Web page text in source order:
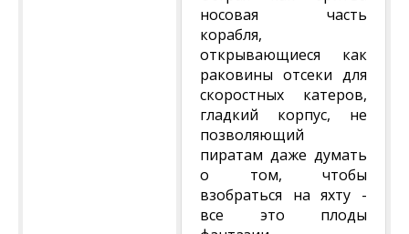
носовая часть
корабля,
открывающиеся как
раковины отсеки для
скоростных катеров,
гладкий корпус, не
позволяющий
пиратам даже думать
о том, чтобы
взобраться на яхту -
все это плоды